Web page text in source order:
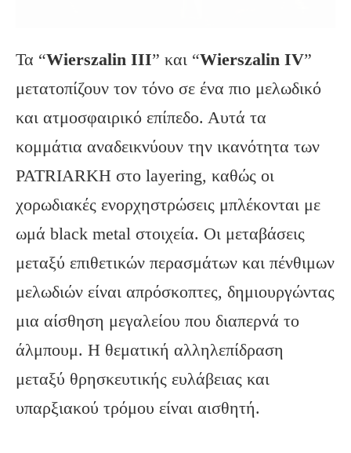
Τα “Wierszalin III” και “Wierszalin IV”
μετατοπίζουν τον τόνο σε ένα πιο μελωδικό
και ατμοσφαιρικό επίπεδο. Αυτά τα
κομμάτια αναδεικνύουν την ικανότητα των
PATRIARKH στο layering, καθώς οι
χορωδιακές ενορχηστρώσεις μπλέκονται με
ωμά black metal στοιχεία. Οι μεταβάσεις
μεταξύ επιθετικών περασμάτων και πένθιμων
μελωδιών είναι απρόσκοπτες, δημιουργώντας
μια αίσθηση μεγαλείου που διαπερνά το
άλμπουμ. Η θεματική αλληλεπίδραση
μεταξύ θρησκευτικής ευλάβειας και
υπαρξιακού τρόμου είναι αισθητή.